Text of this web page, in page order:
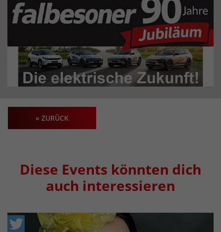
« ZURÜCK
Diese Events könnten dich
auch interessieren